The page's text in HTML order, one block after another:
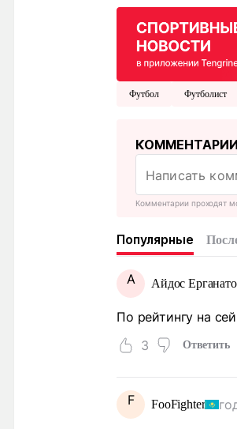
Футбол Футболист
КОММЕНТАРИИ
Комментарии проходят
Популярные
А Айдос
По рейтингу на
3
Ответить
F FooFighter